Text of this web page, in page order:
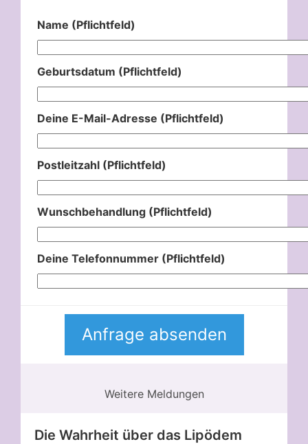
Name (Pflichtfeld)
Geburtsdatum (Pflichtfeld)
Deine E-Mail-Adresse (Pflichtfeld)
Postleitzahl (Pflichtfeld)
Wunschbehandlung (Pflichtfeld)
Deine Telefonnummer (Pflichtfeld)
Weitere Meldungen
Die Wahrheit über das Lipödem